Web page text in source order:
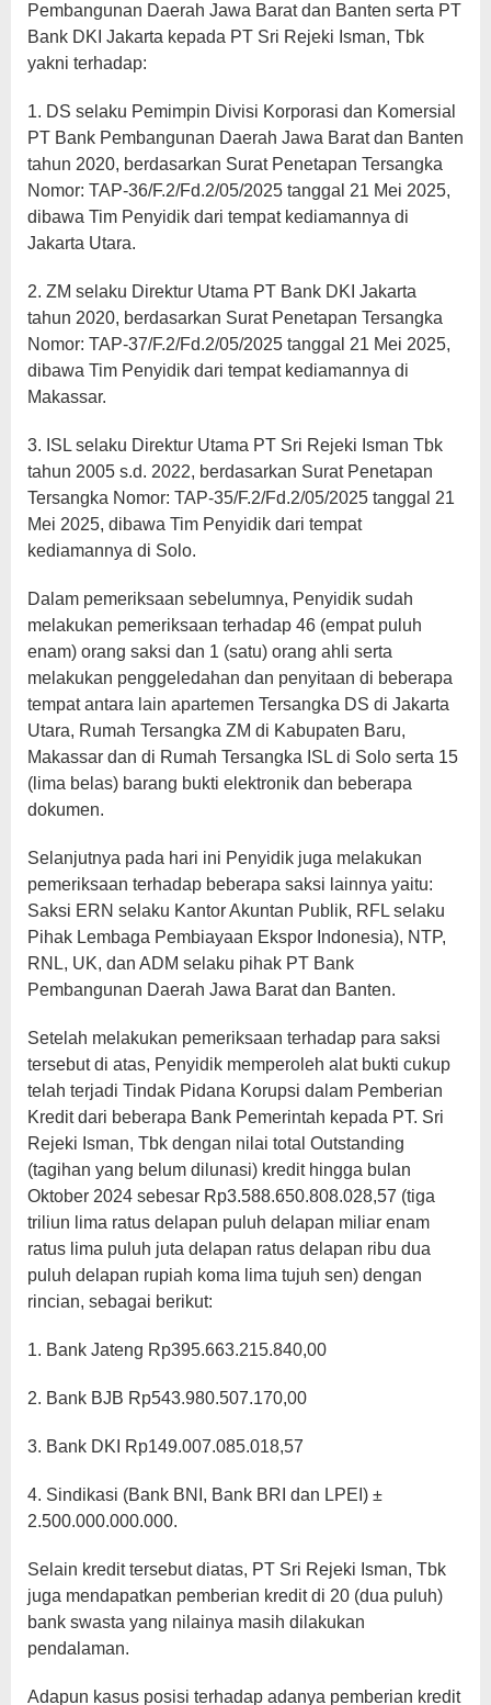
Pembangunan Daerah Jawa Barat dan Banten serta PT
Bank DKI Jakarta kepada PT Sri Rejeki Isman, Tbk
yakni terhadap:
1. DS selaku Pemimpin Divisi Korporasi dan Komersial
PT Bank Pembangunan Daerah Jawa Barat dan Banten
tahun 2020, berdasarkan Surat Penetapan Tersangka
Nomor: TAP-36/F.2/Fd.2/05/2025 tanggal 21 Mei 2025,
dibawa Tim Penyidik dari tempat kediamannya di
Jakarta Utara.
2. ZM selaku Direktur Utama PT Bank DKI Jakarta
tahun 2020, berdasarkan Surat Penetapan Tersangka
Nomor: TAP-37/F.2/Fd.2/05/2025 tanggal 21 Mei 2025,
dibawa Tim Penyidik dari tempat kediamannya di
Makassar.
3. ISL selaku Direktur Utama PT Sri Rejeki Isman Tbk
tahun 2005 s.d. 2022, berdasarkan Surat Penetapan
Tersangka Nomor: TAP-35/F.2/Fd.2/05/2025 tanggal 21
Mei 2025, dibawa Tim Penyidik dari tempat
kediamannya di Solo.
Dalam pemeriksaan sebelumnya, Penyidik sudah
melakukan pemeriksaan terhadap 46 (empat puluh
enam) orang saksi dan 1 (satu) orang ahli serta
melakukan penggeledahan dan penyitaan di beberapa
tempat antara lain apartemen Tersangka DS di Jakarta
Utara, Rumah Tersangka ZM di Kabupaten Baru,
Makassar dan di Rumah Tersangka ISL di Solo serta 15
(lima belas) barang bukti elektronik dan beberapa
dokumen.
Selanjutnya pada hari ini Penyidik juga melakukan
pemeriksaan terhadap beberapa saksi lainnya yaitu:
Saksi ERN selaku Kantor Akuntan Publik, RFL selaku
Pihak Lembaga Pembiayaan Ekspor Indonesia), NTP,
RNL, UK, dan ADM selaku pihak PT Bank
Pembangunan Daerah Jawa Barat dan Banten.
Setelah melakukan pemeriksaan terhadap para saksi
tersebut di atas, Penyidik memperoleh alat bukti cukup
telah terjadi Tindak Pidana Korupsi dalam Pemberian
Kredit dari beberapa Bank Pemerintah kepada PT. Sri
Rejeki Isman, Tbk dengan nilai total Outstanding
(tagihan yang belum dilunasi) kredit hingga bulan
Oktober 2024 sebesar Rp3.588.650.808.028,57 (tiga
triliun lima ratus delapan puluh delapan miliar enam
ratus lima puluh juta delapan ratus delapan ribu dua
puluh delapan rupiah koma lima tujuh sen) dengan
rincian, sebagai berikut:
1. Bank Jateng Rp395.663.215.840,00
2. Bank BJB Rp543.980.507.170,00
3. Bank DKI Rp149.007.085.018,57
4. Sindikasi (Bank BNI, Bank BRI dan LPEI) ±
2.500.000.000.000.
Selain kredit tersebut diatas, PT Sri Rejeki Isman, Tbk
juga mendapatkan pemberian kredit di 20 (dua puluh)
bank swasta yang nilainya masih dilakukan
pendalaman.
Adapun kasus posisi terhadap adanya pemberian kredit